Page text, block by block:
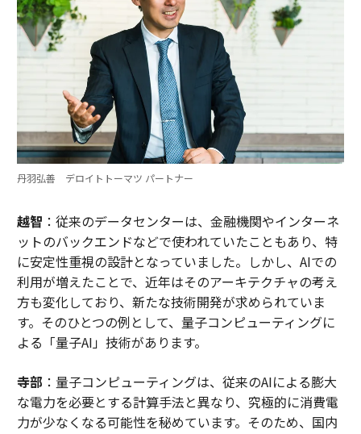
丹羽弘善 デロイトトーマツ パートナー
越智 ：従来のデータセンターは、金融機関やインターネ
ットのバックエンドなどで使われていたこともあり、特
に安定性重視の設計となっていました。しかし、AIでの
利用が増えたことで、近年はそのアーキテクチャの考え
方も変化しており、新たな技術開発が求められていま
す。そのひとつの例として、量子コンピューティングに
よる「量子AI」技術があります。
寺部 ：量子コンピューティングは、従来のAIによる膨大
な電力を必要とする計算手法と異なり、究極的に消費電
力が少なくなる可能性を秘めています。そのため、国内